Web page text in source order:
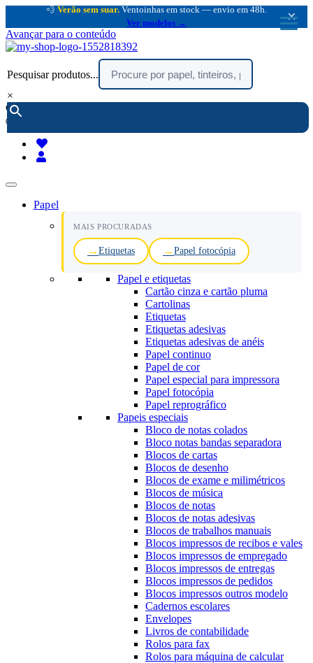
💨 Verão sem suar. Ventoinhas em stock — envio em 48h.
Ver modelos →
×
Avançar para o conteúdo
Pesquisar produtos...
×
encomendar por telefone :
(chamada rede fixa nacional)
Papel
MAIS PROCURADAS
Etiquetas Papel fotocópia
Papel e etiquetas
Cartão cinza e cartão pluma
Cartolinas
Etiquetas
Etiquetas adesivas
Etiquetas adesivas de anéis
Papel continuo
Papel de cor
Papel especial para impressora
Papel fotocópia
Papel reprográfico
Papeis especiais
Bloco de notas colados
Bloco notas bandas separadora
Blocos de cartas
Blocos de desenho
Blocos de exame e milimétricos
Blocos de música
Blocos de notas
Blocos de notas adesivas
Blocos de trabalhos manuais
Blocos impressos de recibos e vales
Blocos impressos de empregado
Blocos impressos de entregas
Blocos impressos de pedidos
Blocos impressos outros modelo
Cadernos escolares
Envelopes
Livros de contabilidade
Rolos para fax
Rolos para máquina de calcular